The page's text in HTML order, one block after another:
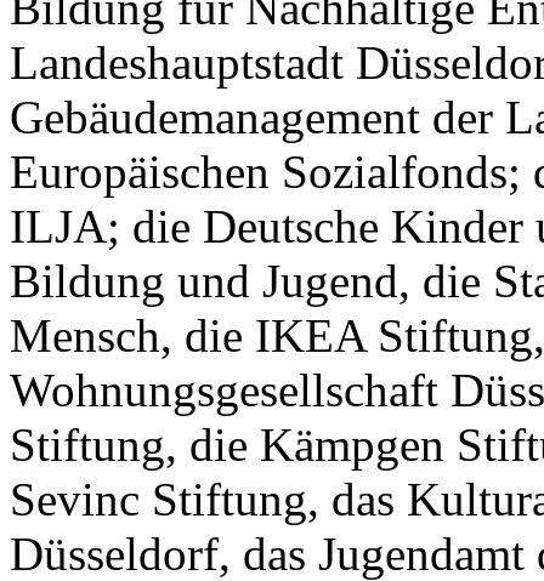
Landeshauptstadt
Gebäudemanagement der
Europäischen
ILJA; die Deutsche
Bildung und Jugend, die
Mensch, die IKEA
Wohnungsgesellschaft
Stiftung, die Kämpgen
Sevinc Stiftung, das
Düsseldorf, das